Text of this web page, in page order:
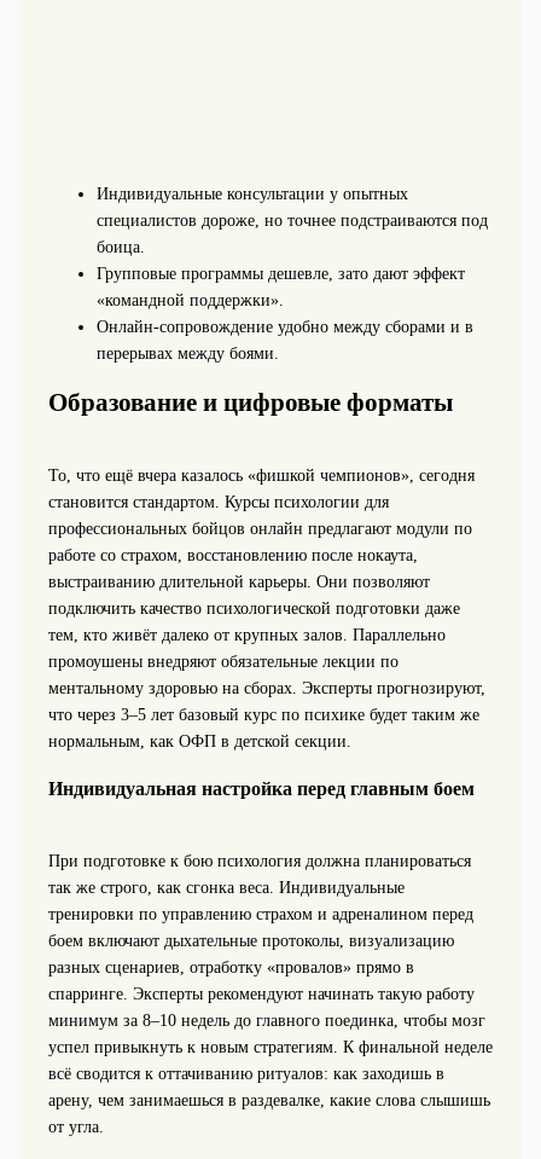
Индивидуальные консультации у опытных
специалистов дороже, но точнее подстраиваются под
боица.
Групповые программы дешевле, зато дают эффект
«командной поддержки».
Онлайн‑сопровождение удобно между сборами и в
перерывах между боями.
Образование и цифровые форматы
То, что ещё вчера казалось «фишкой чемпионов», сегодня
становится стандартом. Курсы психологии для
профессиональных бойцов онлайн предлагают модули по
работе со страхом, восстановлению после нокаута,
выстраиванию длительной карьеры. Они позволяют
подключить качество психологической подготовки даже
тем, кто живёт далеко от крупных залов. Параллельно
промоушены внедряют обязательные лекции по
ментальному здоровью на сборах. Эксперты прогнозируют,
что через 3–5 лет базовый курс по психике будет таким же
нормальным, как ОФП в детской секции.
Индивидуальная настройка перед главным боем
При подготовке к бою психология должна планироваться
так же строго, как сгонка веса. Индивидуальные
тренировки по управлению страхом и адреналином перед
боем включают дыхательные протоколы, визуализацию
разных сценариев, отработку «провалов» прямо в
спарринге. Эксперты рекомендуют начинать такую работу
минимум за 8–10 недель до главного поединка, чтобы мозг
успел привыкнуть к новым стратегиям. К финальной неделе
всё сводится к оттачиванию ритуалов: как заходишь в
арену, чем занимаешься в раздевалке, какие слова слышишь
от угла.